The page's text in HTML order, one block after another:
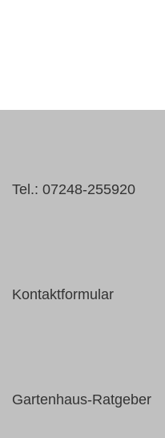
Tel.: 07248-255920
Kontaktformular
Gartenhaus-Ratgeber